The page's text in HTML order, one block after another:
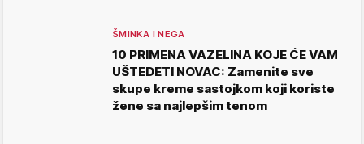
ŠMINKA I NEGA
10 PRIMENA VAZELINA KOJE ĆE VAM
UŠTEDETI NOVAC: Zamenite sve
skupe kreme sastojkom koji koriste
žene sa najlepšim tenom